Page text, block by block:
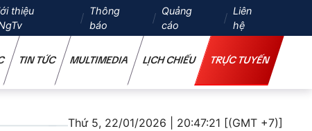
thiệu
Thông
báo
Quảng
cáo
Liên
hệ
TIN TỨC MULTIMEDIA LỊCH CHIẾU TRỰC TUYẾN
Thứ 5, 22/01/2026 | 20:47:21 [(GMT +7)]